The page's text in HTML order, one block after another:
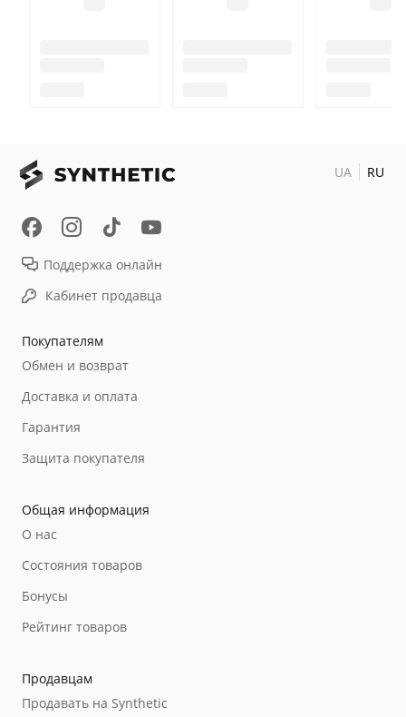
Покупателям
Обмен и возврат
Доставка и оплата
Гарантия
Защита покупателя
Общая информация
О нас
Состояния товаров
Бонусы
Рейтинг товаров
Продавцам
Продавать на Synthetic
Поддержка онлайн
Кабинет продавца
UA RU